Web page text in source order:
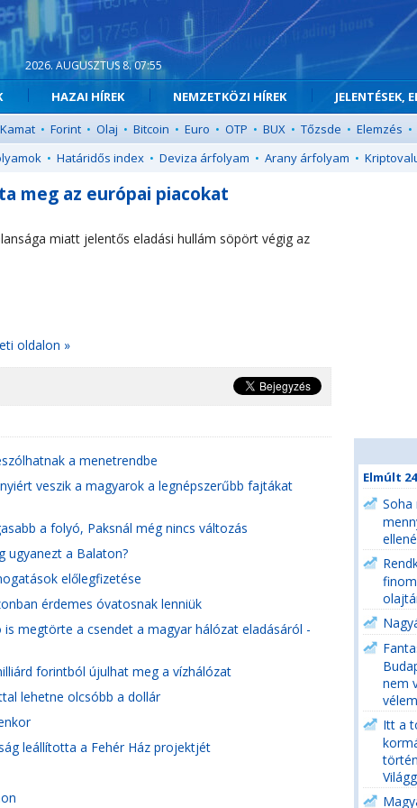
2026. AUGUSZTUS 8. 07:55
HAZAI HÍREK NEMZETKÖZI HÍREK JELENTÉSEK,
Kamat • Forint • Olaj • Bitcoin • Euro • OTP • BUX • Tőzsde • Elemzés •
• Határidős index • Deviza árfolyam • Arany árfolyam •
meg az európai piacokat
miatt jelentős eladási hullám söpört végig az
oldalon »
a menetrendbe
veszik a magyarok a legnépszerűbb fajtákat
a folyó, Paksnál még nincs változás
ugyanezt a Balaton?
előlegfizetése
érdemes óvatosnak lenniük
megtörte a csendet a magyar hálózat eladásáról -
forintból újulhat meg a vízhálózat
lehetne olcsóbb a dollár
leállította a Fehér Ház projektjét
Elmúlt
Soha
nem
Itt a